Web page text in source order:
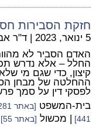
חזקת הסבירות
5 ינואר, 2023 | ד"ר
האדם הסביר לא
החלל – אלא נדרש
קיצון, כדי שגם מי
ההחלטה של מבחן
לפסקי דין על סמך
בית-המשפט [באתר 281]
441]
| מכשול [באתר 55]